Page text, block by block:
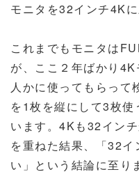
モニタを32インチ4K
これまでもモニタは
が、ここ２年ばかり
人かに使ってもらっ
を1枚を縦にして3枚
います。4Kも32イン
を重ねた結果、「32
い」という結論に至り